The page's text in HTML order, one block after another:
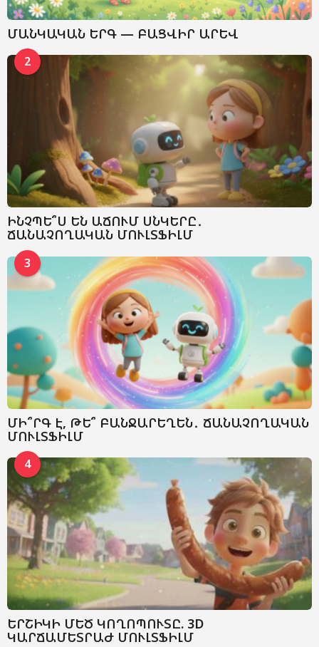
ՄԱՆԿԱԿԱՆ ԵՐԳ — ԲԱՑՎԻՐ ԱՐԵՎ
2
ԻՆՉՊԵ՞Ս ԵՆ ԱՃՈՒՄ ՍՆԿԵՐԸ․
ՃԱՆԱՉՈՂԱԿԱՆ ՄՈՒԼՏՖԻԼՄ
3
ՄԻ՞ՐԳ Է, ԹԵ՞ ԲԱՆՋԱՐԵՂԵՆ․ ՃԱՆԱՉՈՂԱԿԱՆ
ՄՈՒԼՏՖԻԼՄ
4
ԵՐՇԻԿԻ ՄԵԾ ԿՈՂՈՊՈՒՏԸ. 3D
ԿԱՐՃԱՄԵՏՐԱԺ ՄՈՒԼՏՖԻԼՄ